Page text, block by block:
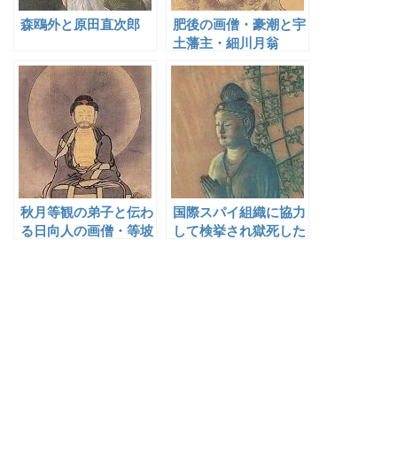
森鴎外と原田直次郎
肥後の画僧・豪潮と宇
土藩主・細川月翁
秋月等観の弟子と伝わ
る日向人の画僧・等坡
国際スパイ組織に協力
して検挙され獄死した